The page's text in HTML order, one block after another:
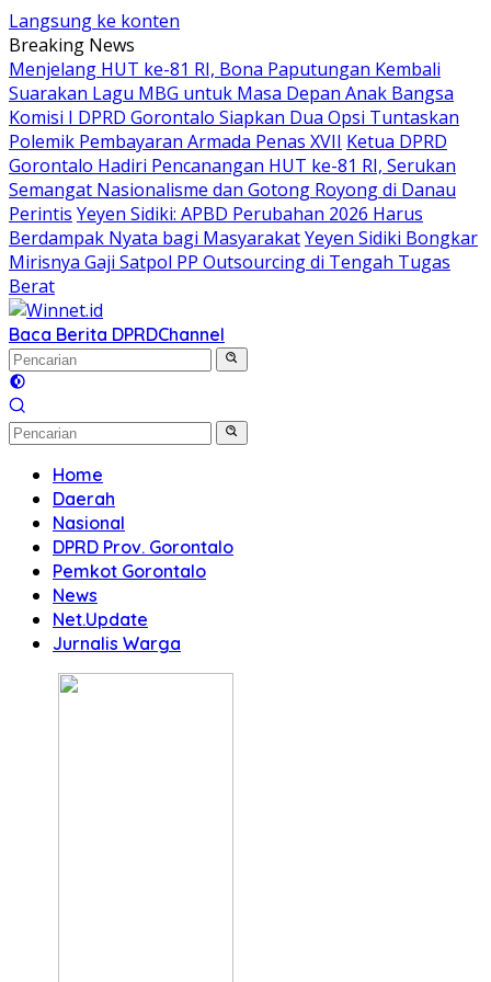
Langsung ke konten
Breaking News
Menjelang HUT ke-81 RI, Bona Paputungan Kembali
Suarakan Lagu MBG untuk Masa Depan Anak Bangsa
Komisi I DPRD Gorontalo Siapkan Dua Opsi Tuntaskan
Polemik Pembayaran Armada Penas XVII Ketua DPRD
Gorontalo Hadiri Pencanangan HUT ke-81 RI, Serukan
Semangat Nasionalisme dan Gotong Royong di Danau
Perintis Yeyen Sidiki: APBD Perubahan 2026 Harus
Berdampak Nyata bagi MasyarakatYeyen Sidiki Bongkar
Mirisnya Gaji Satpol PP Outsourcing di Tengah Tugas
Berat
Baca Berita DPRDChannel
Home
Daerah
Nasional
DPRD Prov. Gorontalo
Pemkot Gorontalo
News
Net.Update
Jurnalis Warga